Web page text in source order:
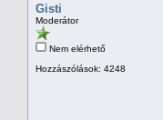
Gisti
Moderátor
Nem elérhető
Hozzászólások: 4248